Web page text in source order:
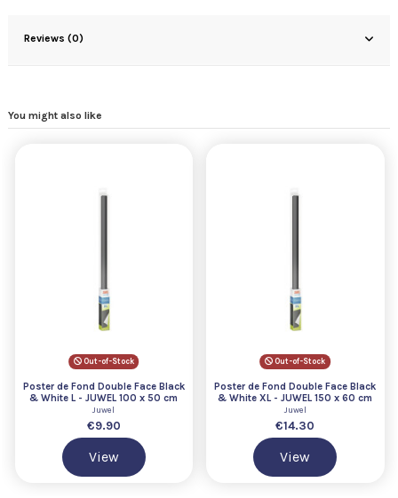
Reviews (0)
You might also like
Out-of-Stock
Poster de Fond Double Face Black
& White L - JUWEL 100 x 50 cm
Juwel
€9.90
View
Out-of-Stock
Poster de Fond Double Face Black
& White XL - JUWEL 150 x 60 cm
Juwel
€14.30
View